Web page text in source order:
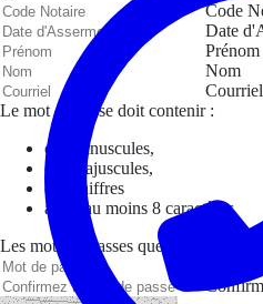
Code
Date
Prénom
Nom
Courriel
Le mot de passe doit contenir :
des minuscules,
des majuscules,
des chiffres
avoir au moins 8 caractères
Les mots de passes que vous avez
Mot de